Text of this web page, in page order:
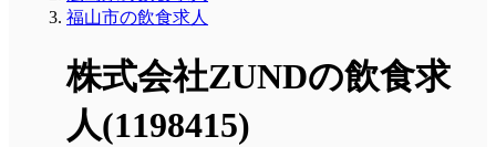
福山市の飲食求人
株式会社ZUNDの飲食求
人(1198415)